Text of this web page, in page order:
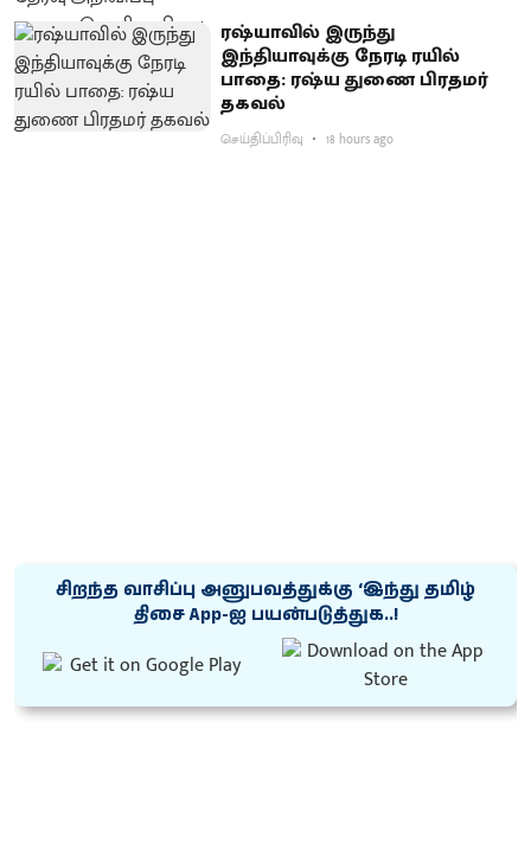
ரஷ்யாவில் இருந்து
இந்தியாவுக்கு நேரடி ரயில்
பாதை: ரஷ்ய துணை பிரதமர்
தகவல்
செய்திப்பிரிவு 18 hours ago
சிறந்த வாசிப்பு அனுபவத்துக்கு ‘இந்து தமிழ்
திசை App-ஐ பயன்படுத்துக..!